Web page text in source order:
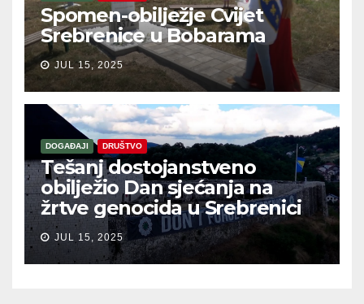
Spomen-obilježje Cvijet
Srebrenice u Bobarama
JUL 15, 2025
DOGAĐAJI DRUŠTVO
Tešanj dostojanstveno
obilježio Dan sjećanja na
žrtve genocida u Srebrenici
JUL 15, 2025